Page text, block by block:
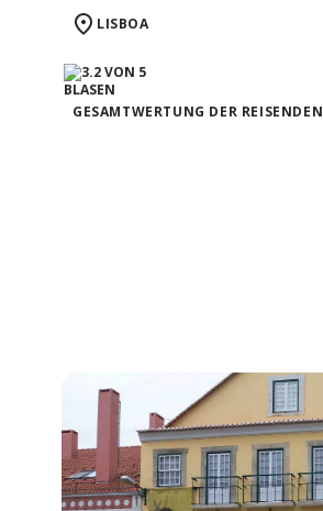
LISBOA
GESAMTWERTUNG DER REISENDEN